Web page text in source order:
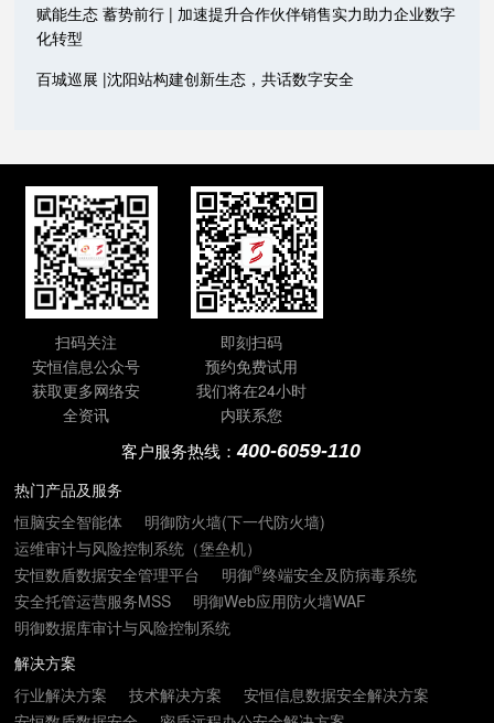
赋能生态 蓄势前行 | 加速提升合作伙伴销售实力助力企业数字
化转型
百城巡展 |沈阳站构建创新生态，共话数字安全
扫码关注
安恒信息公众号
获取更多网络安
全资讯
即刻扫码
预约免费试用
我们将在24小时
内联系您
客户服务热线：400-6059-110
热门产品及服务
恒脑安全智能体
明御防火墙(下一代防火墙)
运维审计与风险控制系统（堡垒机）
安恒数盾数据安全管理平台
明御®终端安全及防病毒系统
安全托管运营服务MSS
明御Web应用防火墙WAF
明御数据库审计与风险控制系统
解决方案
行业解决方案
技术解决方案
安恒信息数据安全解决方案